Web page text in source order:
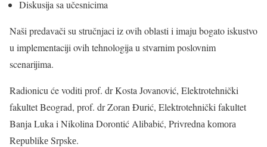
Diskusija sa učesnicima
Naši predavači su stručnjaci iz ovih oblasti i imaju bogato iskustvo
u implementaciji ovih tehnologija u stvarnim poslovnim
scenarijima.
Radionicu će voditi prof. dr Kosta Jovanović, Elektrotehnički
fakultet Beograd, prof. dr Zoran Đurić, Elektrotehnički fakultet
Banja Luka i Nikolina Dorontić Alibabić, Privrеdnа kоmоrа
Rеpublikе Srpskе.